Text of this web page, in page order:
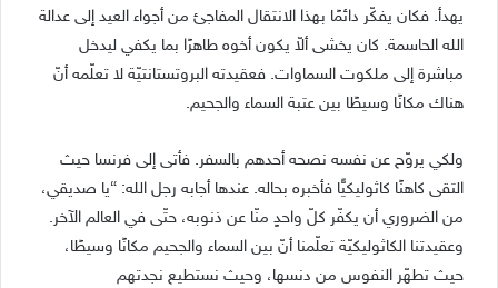
يهدأ. فكان يفكّر دائمًا بهذا الانتقال المفاجئ من أجواء العيد إلى عدالة
الله الحاسمة. كان يخشى ألاّ يكون أخوه طاهرًا بما يكفي ليدخل
مباشرة إلى ملكوت السماوات. فعقيدته البروتستانتيّة لا تعلّمه أنّ
هناك مكانًا وسيطًا بين عتبة السماء والجحيم.
ولكي يروّح عن نفسه نصحه أحدهم بالسفر. فأتى إلى فرنسا حيث
التقى كاهنًا كاثوليكيًّا فأخبره بحاله. عندها أجابه رجل الله: “يا صديقي،
من الضروري أن يكفّر كلّ واحدٍ منّا عن ذنوبه، حتّى في العالم الآخر.
وعقيدتنا الكاثوليكيّة تعلّمنا أنّ بين السماء والجحيم مكانًا وسيطًا،
حيث تطهّر النفوس من دنسها، وحيث نستطيع نجدتهم